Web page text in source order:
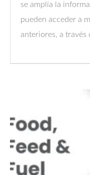
se amplía la
pueden acceder a
anteriores, a través